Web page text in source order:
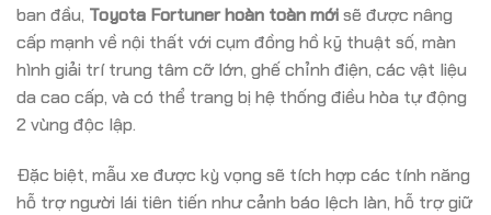
ban đầu, Toyota Fortuner hoàn toàn mớisẽ được nâng
cấp mạnh về nội thất với cụm đồng hồ kỹ thuật số, màn
hình giải trí trung tâm cỡ lớn, ghế chỉnh điện, các vật liệu
da cao cấp, và có thể trang bị hệ thống điều hòa tự động
2 vùng độc lập.
Đặc biệt, mẫu xe được kỳ vọng sẽ tích hợp các tính năng
hỗ trợ người lái tiên tiến như cảnh báo lệch làn, hỗ trợ giữ